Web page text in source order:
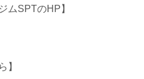
ムSPTのHP】
】